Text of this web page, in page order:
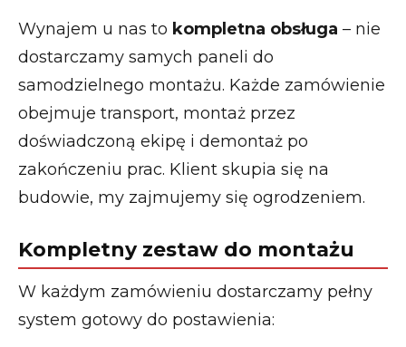
Wynajem u nas to kompletna obsługa – nie
dostarczamy samych paneli do
samodzielnego montażu. Każde zamówienie
obejmuje transport, montaż przez
doświadczoną ekipę i demontaż po
zakończeniu prac. Klient skupia się na
budowie, my zajmujemy się ogrodzeniem.
Kompletny zestaw do montażu
W każdym zamówieniu dostarczamy pełny
system gotowy do postawienia: